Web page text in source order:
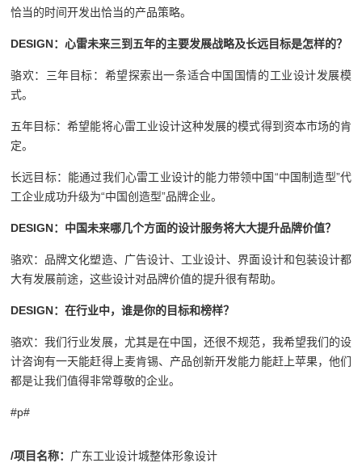
恰当的时间开发出恰当的产品策略。
DESIGN：心雷未来三到五年的主要发展战略及长远目标是怎样的？
骆欢：三年目标：希望探索出一条适合中国国情的工业设计发展模
式。
五年目标：希望能将心雷工业设计这种发展的模式得到资本市场的肯
定。
长远目标：能通过我们心雷工业设计的能力带领中国“中国制造型”代
工企业成功升级为“中国创造型”品牌企业。
DESIGN：中国未来哪几个方面的设计服务将大大提升品牌价值？
骆欢：品牌文化塑造、广告设计、工业设计、界面设计和包装设计都
大有发展前途，这些设计对品牌价值的提升很有帮助。
DESIGN：在行业中，谁是你的目标和榜样？
骆欢：我们行业发展，尤其是在中国，还很不规范，我希望我们的设
计咨询有一天能赶得上麦肯锡、产品创新开发能力能赶上苹果，他们
都是让我们值得非常尊敬的企业。
#p#
/项目名称： 广东工业设计城整体形象设计